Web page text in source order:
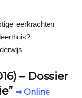
leerkrachten
– Dossier
⇒ Online